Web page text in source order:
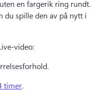
du spille den av på nytt i
video:
timer.